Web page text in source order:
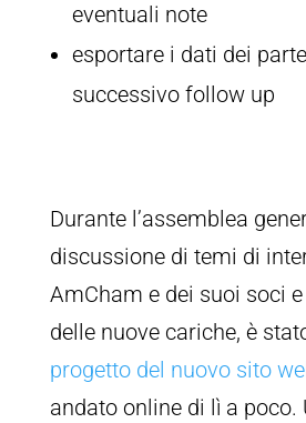
eventuali note
esportare i dati dei
successivo follow up
Durante l’assemblea
discussione di temi di
AmCham e dei suoi soci
delle nuove cariche, è
progetto del nuovo sito
andato online di lì a poco.